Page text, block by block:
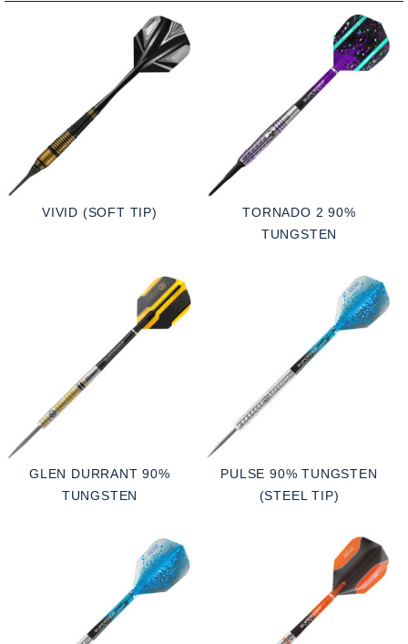
VIVID (SOFT TIP)
TORNADO 2 90%
TUNGSTEN
GLEN DURRANT 90%
TUNGSTEN
PULSE 90% TUNGSTEN
(STEEL TIP)